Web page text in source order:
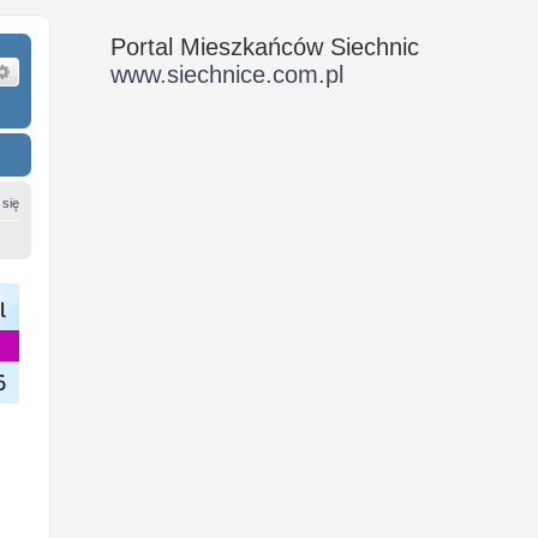
Wyszukiwanie zaawansowane
się
Portal Mieszkańców Siechnic
www.siechnice.com.pl